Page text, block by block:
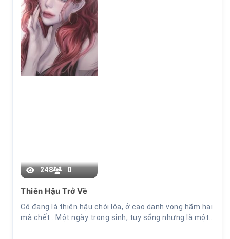
248
0
Thiên Hậu Trở Về
Cô đang là thiên hậu chói lóa, ở cao danh vọng hãm hại
mà chết . Một ngày trọng sinh, tuy sống nhưng là một…